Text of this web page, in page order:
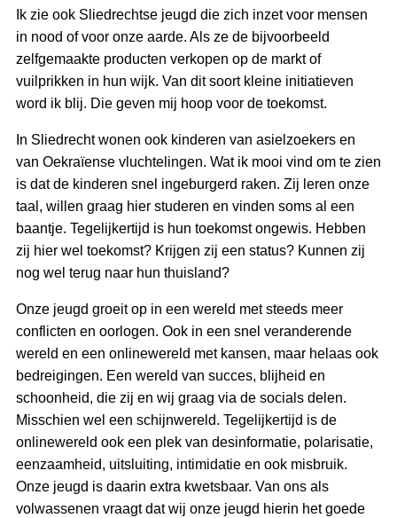
Ik zie ook Sliedrechtse jeugd die zich inzet voor mensen
in nood of voor onze aarde. Als ze de bijvoorbeeld
zelfgemaakte producten verkopen op de markt of
vuilprikken in hun wijk. Van dit soort kleine initiatieven
word ik blij. Die geven mij hoop voor de toekomst.
In Sliedrecht wonen ook kinderen van asielzoekers en
van Oekraïense vluchtelingen. Wat ik mooi vind om te zien
is dat de kinderen snel ingeburgerd raken. Zij leren onze
taal, willen graag hier studeren en vinden soms al een
baantje. Tegelijkertijd is hun toekomst ongewis. Hebben
zij hier wel toekomst? Krijgen zij een status? Kunnen zij
nog wel terug naar hun thuisland?
Onze jeugd groeit op in een wereld met steeds meer
conflicten en oorlogen. Ook in een snel veranderende
wereld en een onlinewereld met kansen, maar helaas ook
bedreigingen. Een wereld van succes, blijheid en
schoonheid, die zij en wij graag via de socials delen.
Misschien wel een schijnwereld. Tegelijkertijd is de
onlinewereld ook een plek van desinformatie, polarisatie,
eenzaamheid, uitsluiting, intimidatie en ook misbruik.
Onze jeugd is daarin extra kwetsbaar. Van ons als
volwassenen vraagt dat wij onze jeugd hierin het goede